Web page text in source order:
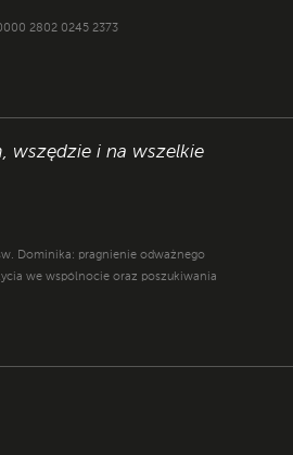
2802 0245 2373
wszędzie i na wszelkie
Dominika: pragnienie odważnego
we wspólnocie oraz poszukiwania